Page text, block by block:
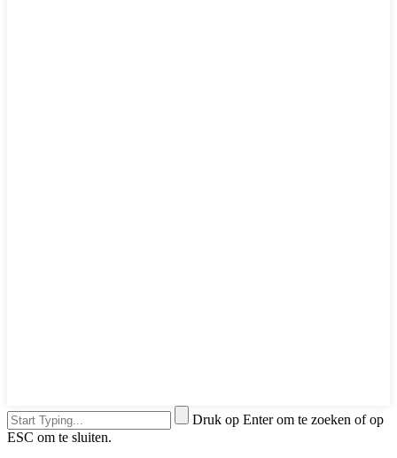
Druk op Enter om te zoeken of op
ESC om te sluiten.